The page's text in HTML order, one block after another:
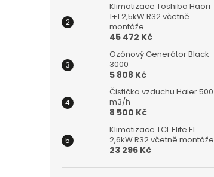
Klimatizace Toshiba Haori
1+1 2,5kW R32 včetně
montáže
45 472 Kč
Ozónový Generátor Black
3000
5 808 Kč
Čistička vzduchu Haier 500
m3/h
8 500 Kč
Klimatizace TCL Elite F1
2,6kW R32 včetně montáže
23 296 Kč